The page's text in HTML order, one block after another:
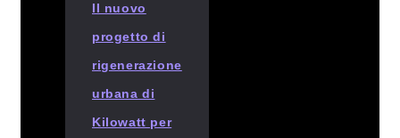
Il nuovo
progetto di
rigenerazione
urbana di
Kilowatt per